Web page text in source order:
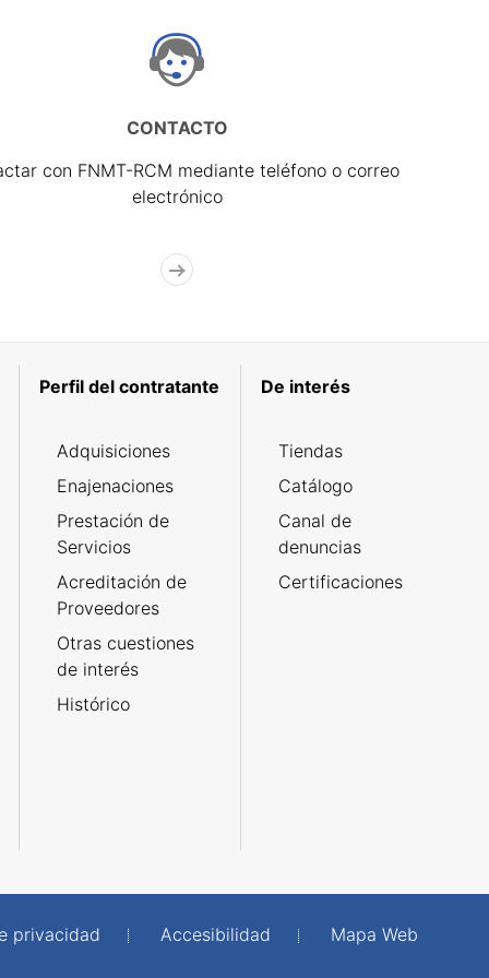
CONTACTO
con FNMT-RCM mediante teléfono o correo
electrónico
Perfil del contratante
Adquisiciones
Enajenaciones
Prestación de
Servicios
Acreditación de
Proveedores
Otras cuestiones
de interés
Histórico
De interés
Tiendas
Catálogo
Canal de
denuncias
Certificaciones
privacidad Accesibilidad
Mapa Web